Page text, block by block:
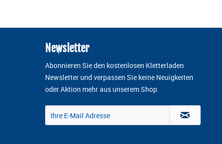
Newsletter
Abonnieren Sie den kostenlosen Kletterladen
Newsletter und verpassen Sie keine Neuigkeiten
oder Aktion mehr aus unserem Shop.